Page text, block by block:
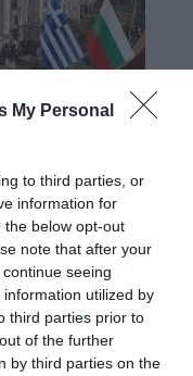
My Personal
to third parties, or
information for
the below opt-out
note that after your
seeing
utilized by
third parties prior to
of the further
by third parties on the